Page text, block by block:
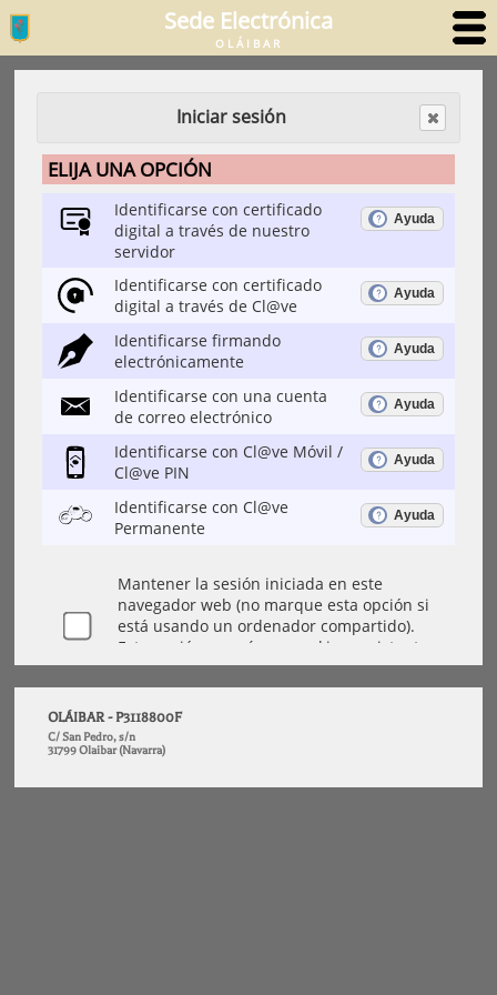
Sede Electrónica
OLÁIBAR
Iniciar sesión
OLÁIBAR - P3118800F
C/ San Pedro, s/n
31799 Olaibar (Navarra)